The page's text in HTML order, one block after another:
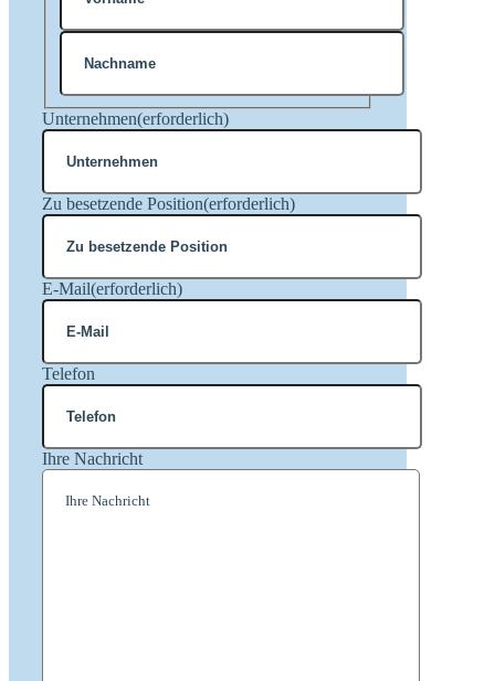
Vorname
Nachname
Unternehmen(erforderlich)
Zu besetzende Position(erforderlich)
E-Mail(erforderlich)
Telefon
Ihre Nachricht